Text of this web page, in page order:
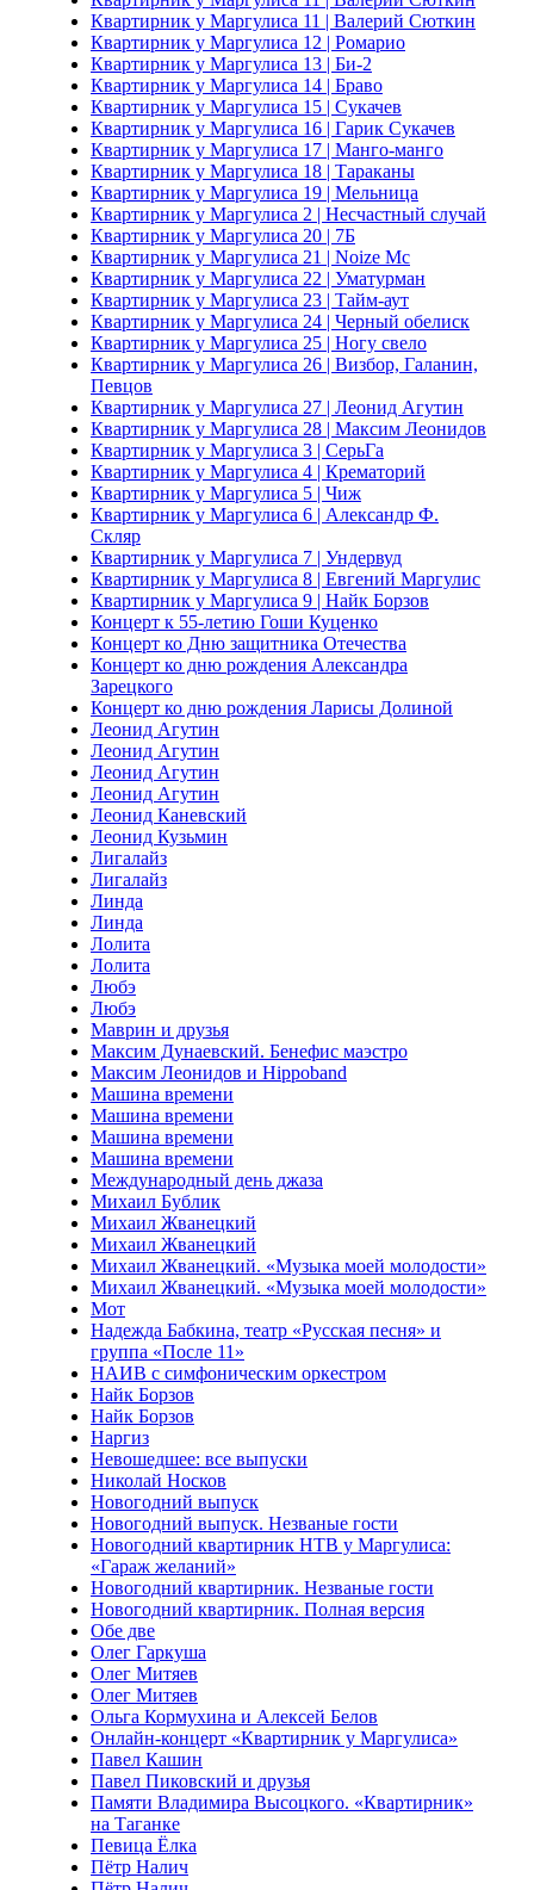
Квартирник у Маргулиса 11 | Валерий Сюткин
Квартирник у Маргулиса 12 | Ромарио
Квартирник у Маргулиса 13 | Би-2
Квартирник у Маргулиса 14 | Браво
Квартирник у Маргулиса 15 | Сукачев
Квартирник у Маргулиса 16 | Гарик Сукачев
Квартирник у Маргулиса 17 | Манго-манго
Квартирник у Маргулиса 18 | Тараканы
Квартирник у Маргулиса 19 | Мельница
Квартирник у Маргулиса 2 | Несчастный случай
Квартирник у Маргулиса 20 | 7Б
Квартирник у Маргулиса 21 | Noize Mc
Квартирник у Маргулиса 22 | Уматурман
Квартирник у Маргулиса 23 | Тайм-аут
Квартирник у Маргулиса 24 | Черный обелиск
Квартирник у Маргулиса 25 | Ногу свело
Квартирник у Маргулиса 26 | Визбор, Галанин,
Певцов
Квартирник у Маргулиса 27 | Леонид Агутин
Квартирник у Маргулиса 28 | Максим Леонидов
Квартирник у Маргулиса 3 | СерьГа
Квартирник у Маргулиса 4 | Крематорий
Квартирник у Маргулиса 5 | Чиж
Квартирник у Маргулиса 6 | Александр Ф.
Скляр
Квартирник у Маргулиса 7 | Ундервуд
Квартирник у Маргулиса 8 | Евгений Маргулис
Квартирник у Маргулиса 9 | Найк Борзов
Концерт к 55-летию Гоши Куценко
Концерт ко Дню защитника Отечества
Концерт ко дню рождения Александра
Зарецкого
Концерт ко дню рождения Ларисы Долиной
Леонид Агутин
Леонид Агутин
Леонид Агутин
Леонид Агутин
Леонид Каневский
Леонид Кузьмин
Лигалайз
Лигалайз
Линда
Линда
Лолита
Лолита
Любэ
Любэ
Маврин и друзья
Максим Дунаевский. Бенефис маэстро
Максим Леонидов и Hippoband
Машина времени
Машина времени
Машина времени
Машина времени
Международный день джаза
Михаил Бублик
Михаил Жванецкий
Михаил Жванецкий
Михаил Жванецкий. «Музыка моей молодости»
Михаил Жванецкий. «Музыка моей молодости»
Мот
Надежда Бабкина, театр «Русская песня» и
группа «После 11»
НАИВ с симфоническим оркестром
Найк Борзов
Найк Борзов
Наргиз
Невошедшее: все выпуски
Николай Носков
Новогодний выпуск
Новогодний выпуск. Незваные гости
Новогодний квартирник НТВ у Маргулиса:
«Гараж желаний»
Новогодний квартирник. Незваные гости
Новогодний квартирник. Полная версия
Обе две
Олег Гаркуша
Олег Митяев
Олег Митяев
Ольга Кормухина и Алексей Белов
Онлайн-концерт «Квартирник у Маргулиса»
Павел Кашин
Павел Пиковский и друзья
Памяти Владимира Высоцкого. «Квартирник»
на Таганке
Певица Ёлка
Пётр Налич